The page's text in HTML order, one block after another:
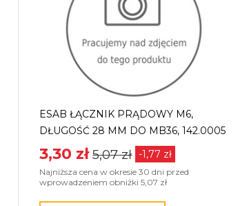
ESAB ŁĄCZNIK PRĄDOWY M6,
DŁUGOŚĆ 28 MM DO MB36, 142.0005
3,30 zł 5,07 zł -1,77 zł
Najniższa cena w okresie 30 dni przed
wprowadzeniem obniżki 5,07 zł